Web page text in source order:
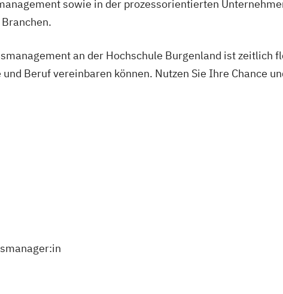
sowie in der prozessorientierten
an der Hochschule Burgenland ist zeitlich
Beruf vereinbaren können. Nutzen Sie Ihre Chance